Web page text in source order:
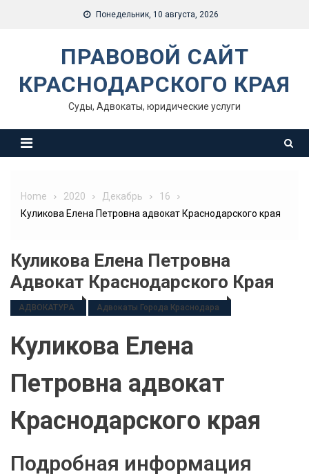
Понедельник, 10 августа, 2026
ПРАВОВОЙ САЙТ
КРАСНОДАРСКОГО КРАЯ
Суды, Адвокаты, юридические услуги
Home 2020 Декабрь
16
Куликова Елена Петровна адвокат Краснодарского края
Куликова Елена Петровна
Адвокат Краснодарского Края
АДВОКАТУРА Адвокаты Города Краснодара
Куликова Елена
Петровна адвокат
Краснодарского края
Подробная информация